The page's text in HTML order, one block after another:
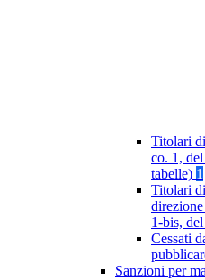
Titolari
co. 1,
tabelle) 1
Titolari
1-bis,
Cessati
Sanzioni per